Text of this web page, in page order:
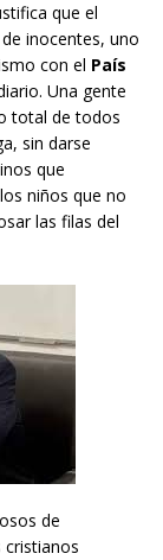
que el
inocentes, uno
con el País
Una gente
total de todos
sin darse
que
niños que no
las filas del
de